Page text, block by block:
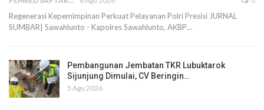
Regenerasi Kepemimpinan Perkuat Pelayanan Polri Presisi JURNAL
SUMBAR| Sawahlunto - Kapolres Sawahlunto, AKBP…
Pembangunan Jembatan TKR Lubuktarok
Sijunjung Dimulai, CV Beringin…
5 Agu 2026